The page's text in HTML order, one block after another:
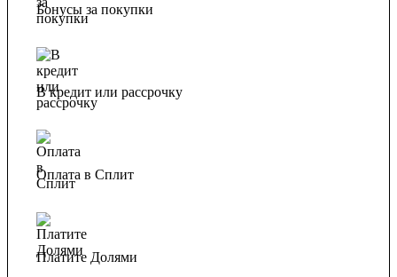
Бонусы за покупки
В кредит или рассрочку
Оплата в Сплит
Платите Долями